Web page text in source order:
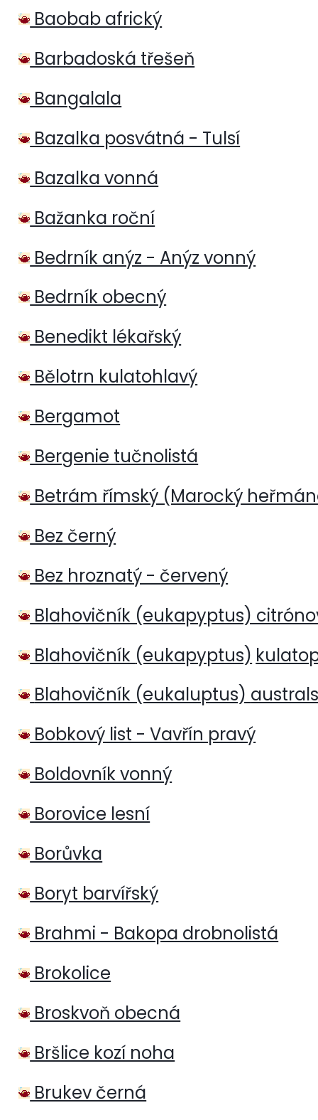
Baobab africký
Barbadoská třešeň
Bangalala
Bazalka posvátná - Tulsí
Bazalka vonná
Bažanka roční
Bedrník anýz - Anýz vonný
Bedrník obecný
Benedikt lékařský
Bělotrn kulatohlavý
Bergamot
Bergenie tučnolistá
Betrám římský (Marocký
Bez černý
Bez hroznatý - červený
Blahovičník (eukapyptus)
Blahovičník (eukapyptus)
Blahovičník (eukaluptus)
Bobkový list - Vavřín pravý
Boldovník vonný
Borovice lesní
Borůvka
Boryt barvířský
Brahmi - Bakopa drobnolistá
Brokolice
Broskvoň obecná
Bršlice kozí noha
Brukev černá